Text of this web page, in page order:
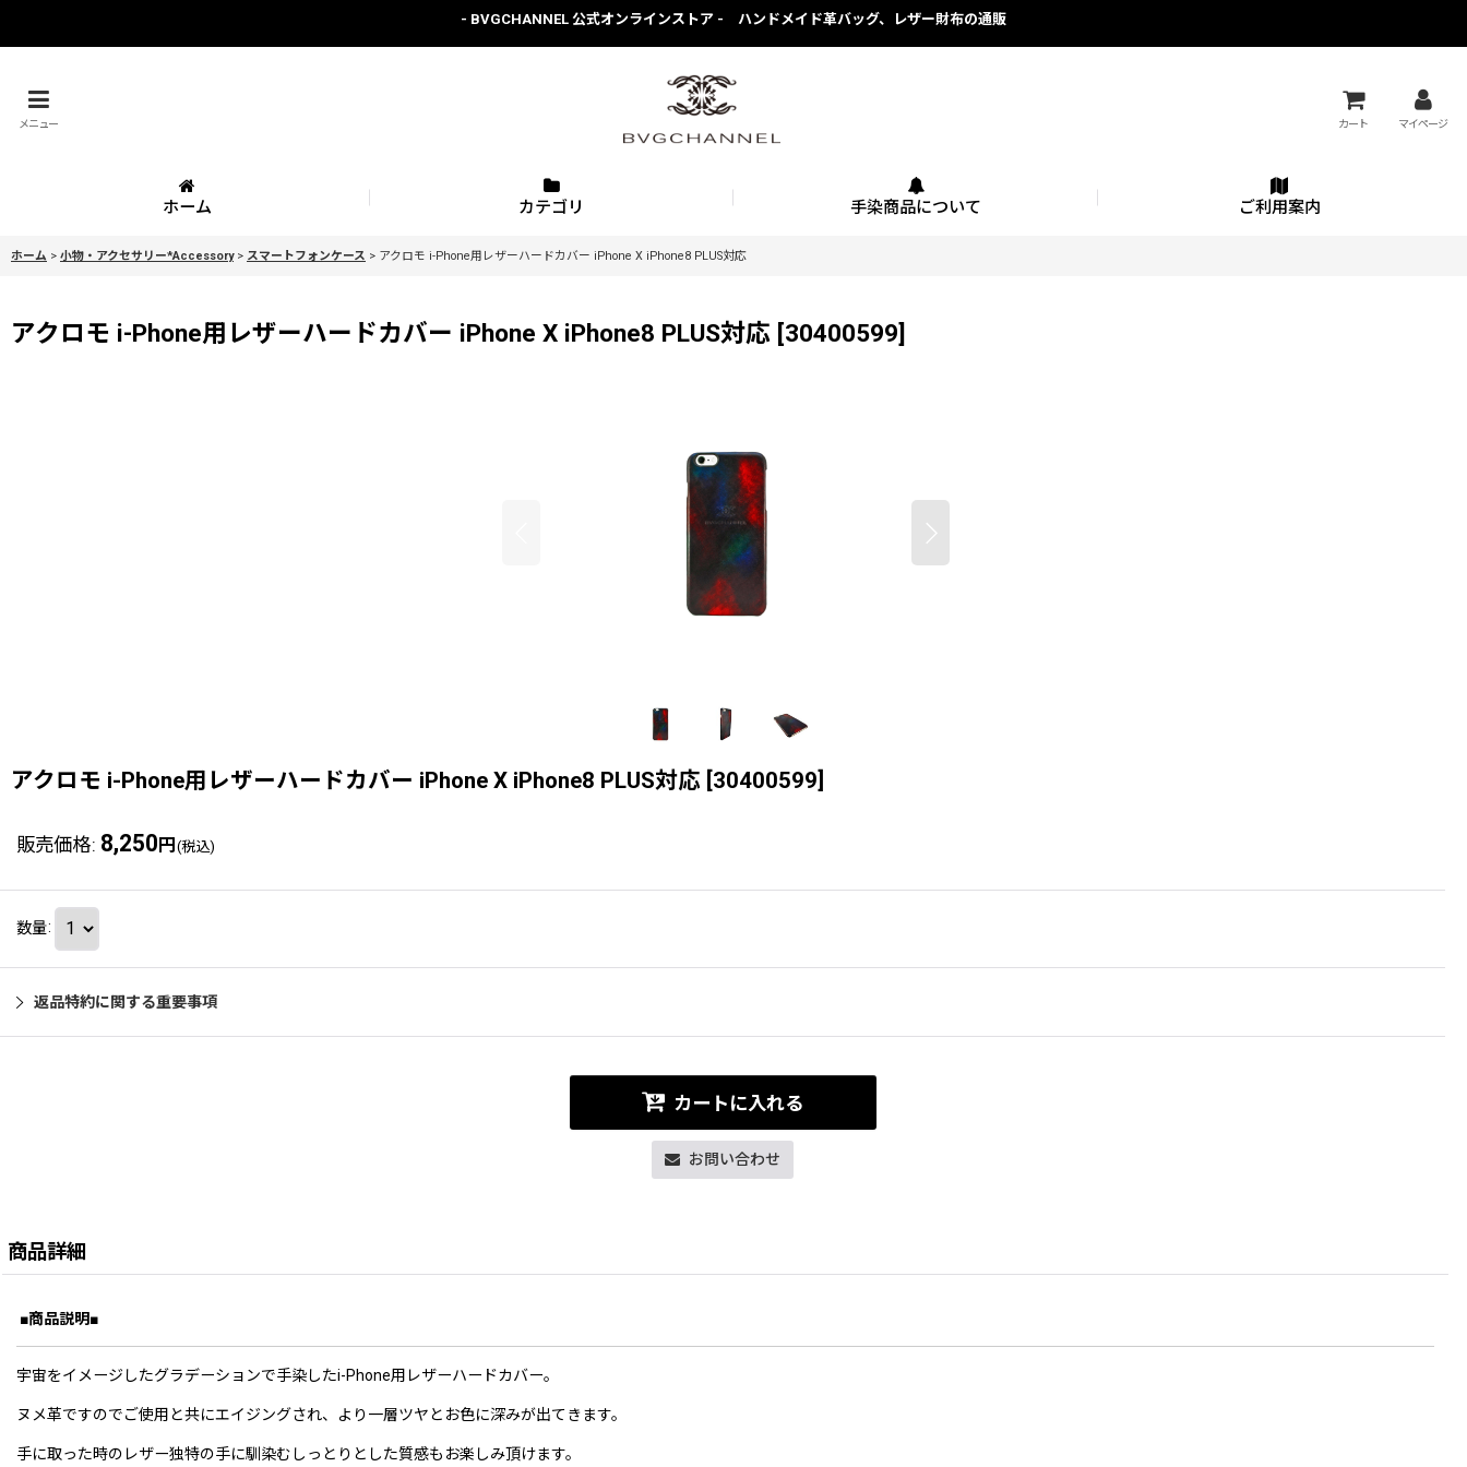
- BVGCHANNEL 公式オンラインストア - ハンドメイド革バッグ、レザー財布の通販
メニュー カート マイページ
ホーム カテゴリ 手染商品について ご利用案内
ホーム > 小物・アクセサリー*Accessory > スマートフォンケース > アクロモ i-Phone用レザーハードカバー iPhone X iPhone8 PLUS対応
アクロモ i-Phone用レザーハードカバー iPhone X iPhone8 PLUS対応 [30400599]
アクロモ i-Phone用レザーハードカバー iPhone X iPhone8 PLUS対応 [30400599]
販売価格: 8,250 円 (税込)
数量:
返品特約に関する重要事項
カートに入れる
お問い合わせ
商品詳細
■商品説明■
宇宙をイメージしたグラデーションで手染したi-Phone用レザーハードカバー。
ヌメ革ですのでご使用と共にエイジングされ、より一層ツヤとお色に深みが出てきます。
手に取った時のレザー独特の手に馴染むしっとりとした質感もお楽しみ頂けます。